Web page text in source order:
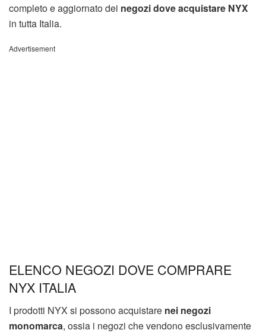
completo e aggiornato dei negozi dove acquistare NYX
in tutta Italia.
Advertisement
ELENCO NEGOZI DOVE COMPRARE
NYX ITALIA
I prodotti NYX si possono acquistare nei negozi
monomarca, ossia i negozi che vendono esclusivamente